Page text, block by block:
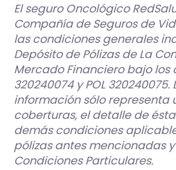
El seguro Oncológico
Compañía de Seguros de
las condiciones generales
Depósito de Pólizas de La
Mercado Financiero bajo los
320240074 y POL
información sólo representa
coberturas, el detalle de
demás condiciones
pólizas antes mencionadas
Condiciones Particulares.